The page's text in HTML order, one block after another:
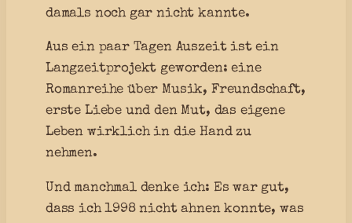
damals noch gar nicht kannte.
Aus ein paar Tagen Auszeit ist ein
Langzeitprojekt geworden: eine
Romanreihe über Musik, Freundschaft,
erste Liebe und den Mut, das eigene
Leben wirklich in die Hand zu
nehmen.
Und manchmal denke ich: Es war gut,
dass ich 1998 nicht ahnen konnte, was